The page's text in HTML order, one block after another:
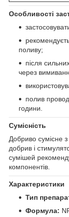
Особливості
поливу;
після
через
полив
години.
Сумісність
Добриво сумісне
добрив і
сумішей
компонентів.
Характеристики
Тип
Формула: